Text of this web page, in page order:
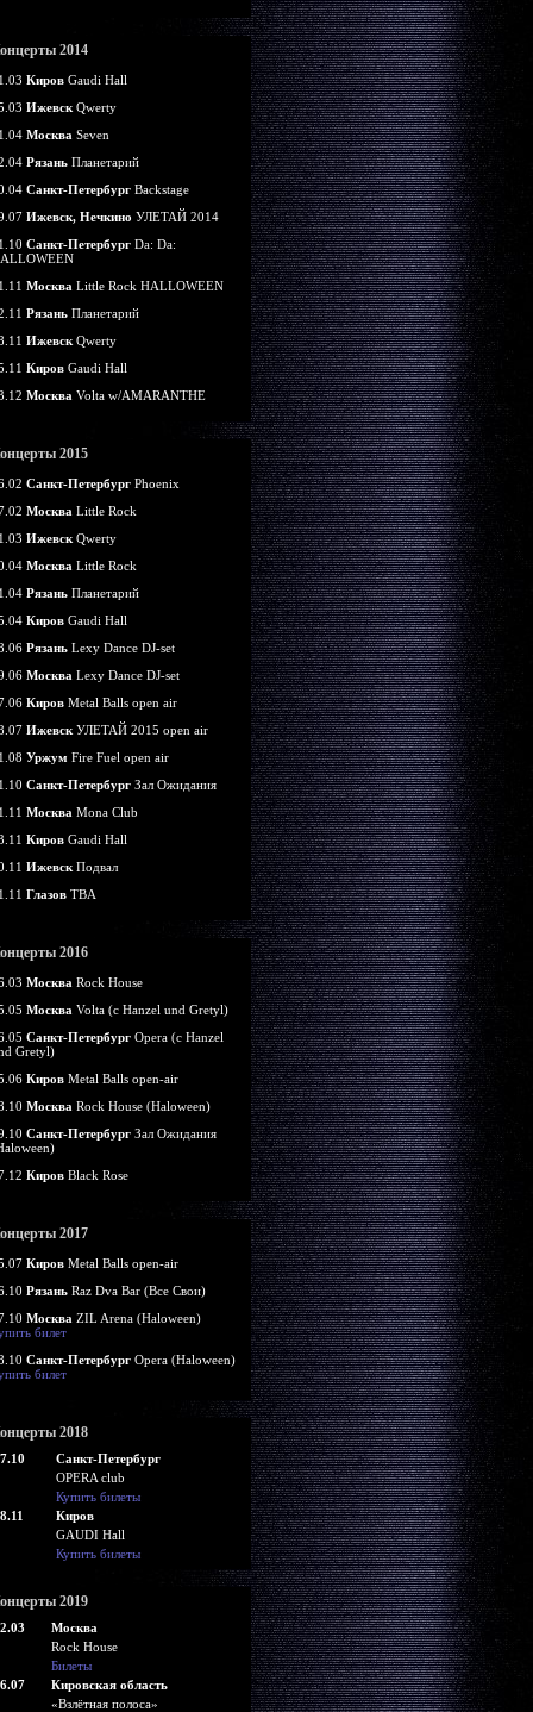
2014
Киров Gaudi Hall
Ижевск Qwerty
Москва Seven
Рязань Планетарий
Санкт-Петербург Backstage
Ижевск, Нечкино УЛЕТАЙ 2014
Санкт-Петербург Da: Da:
Москва Little Rock HALLOWEEN
Рязань Планетарий
Ижевск Qwerty
Киров Gaudi Hall
Москва Volta w/AMARANTHE
2015
Санкт-Петербург Phoenix
Москва Little Rock
Ижевск Qwerty
Москва Little Rock
Рязань Планетарий
Киров Gaudi Hall
Рязань Lexy Dance DJ-set
Москва Lexy Dance DJ-set
Киров Metal Balls open air
Ижевск УЛЕТАЙ 2015 open air
Уржум Fire Fuel open air
Санкт-Петербург Зал Ожидания
Москва Mona Club
Киров Gaudi Hall
Ижевск Подвал
Глазов TBA
2016
Москва Rock House
Москва Volta (c Hanzel und Gretyl)
Санкт-Петербург Opera (c Hanzel
Gretyl)
Киров Metal Balls open-air
Москва Rock House (Haloween)
Санкт-Петербург Зал Ожидания
Киров Black Rose
2017
Киров Metal Balls open-air
Рязань Raz Dva Bar (Все Свои)
Москва ZIL Arena (Haloween)
билет
Санкт-Петербург Opera (Haloween)
билет
2018
Санкт-Петербург
OPERA club
Купить билеты
Киров
GAUDI Hall
Купить билеты
2019
Москва
Rock House
Билеты
Кировская область
«Взлётная полоса»